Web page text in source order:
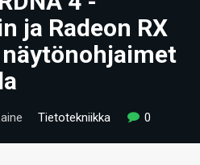
ja Radeon RX
Tietotekniikka 0